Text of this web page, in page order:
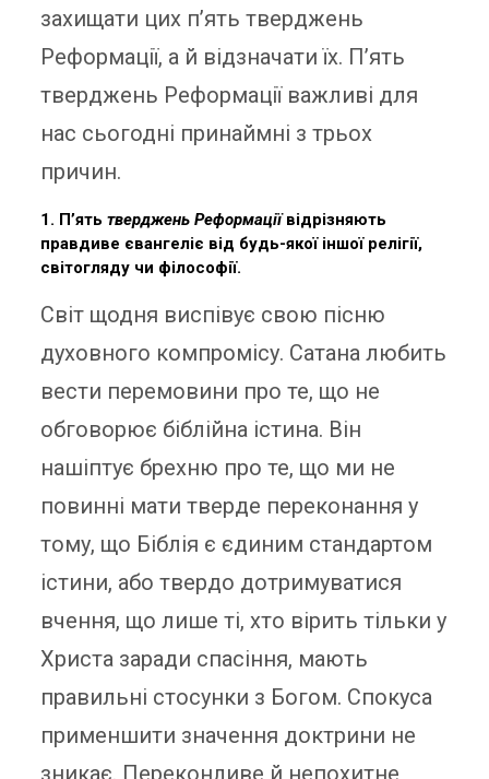
захищати цих п’ять тверджень
Реформації, а й відзначати їх. П’ять
тверджень Реформації важливі для
нас сьогодні принаймні з трьох
причин.
1. П’ять тверджень Реформаціївідрізняють
правдиве євангеліє від будь-якої іншої релігії,
світогляду чи філософії.
Світ щодня виспівує свою пісню
духовного компромісу. Сатана любить
вести перемовини про те, що не
обговорює біблійна істина. Він
нашіптує брехню про те, що ми не
повинні мати тверде переконання у
тому, що Біблія є єдиним стандартом
істини, або твердо дотримуватися
вчення, що лише ті, хто вірить тільки у
Христа заради спасіння, мають
правильні стосунки з Богом. Спокуса
применшити значення доктрини не
зникає. Переконливе й непохитне